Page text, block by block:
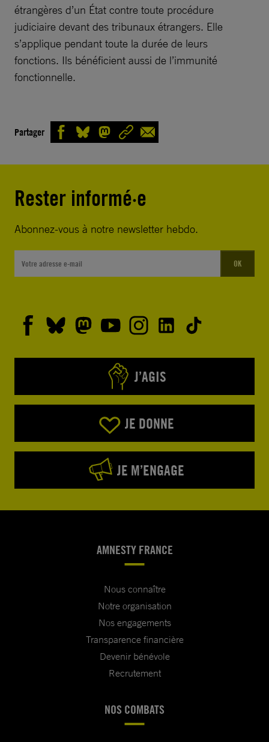
étrangères d’un État contre toute procédure
judiciaire devant des tribunaux étrangers. Elle
s’applique pendant toute la durée de leurs
fonctions. Ils bénéficient aussi de l’immunité
fonctionnelle.
Partager
Rester informé·e
Abonnez-vous à notre newsletter hebdo.
OK
J’AGIS
JE DONNE
JE M’ENGAGE
AMNESTY FRANCE
Nous connaître
Notre organisation
Nos engagements
Transparence financière
Devenir bénévole
Recrutement
NOS COMBATS